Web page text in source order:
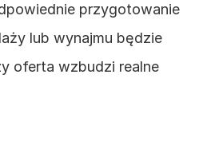
przygotowanie
lub wynajmu będzie
oferta wzbudzi realne